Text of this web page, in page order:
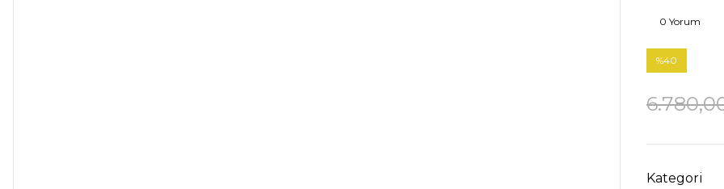
0 Yorum
%40
Kategori